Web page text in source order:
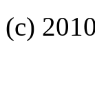
(c) 2010